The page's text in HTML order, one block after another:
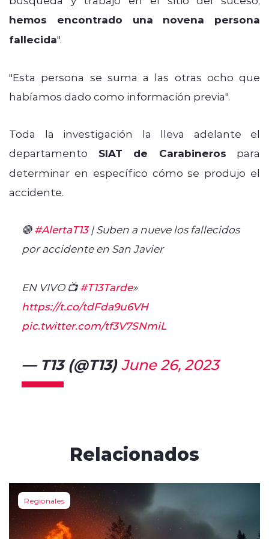
hemos encontrado una novena persona
fallecida".
"Esta persona se suma a las otras ocho que
habíamos dado como información previa".
Toda la investigación la lleva adelante el
departamento SIAT de Carabineros para
determinar en específico cómo se produjo el
accidente.
🔴#AlertaT13| Suben a nueve los fallecidos
por accidente en San Javier
EN VIVO 📺#T13Tarde»
https://t.co/tdFda9u6VH
pic.twitter.com/tf3V7SNmiL
— T13 (@T13)June 26, 2023
Relacionados
Regionales